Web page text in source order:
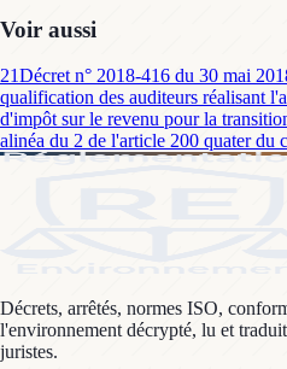
Voir aussi
21Décret n° 2018-416 du 30 mai
qualification des auditeurs réalisant
d'impôt sur le revenu pour la
alinéa du 2 de l'article 200 quater du
Décrets, arrêtés, normes ISO,
l'environnement décrypté, lu et
juristes.